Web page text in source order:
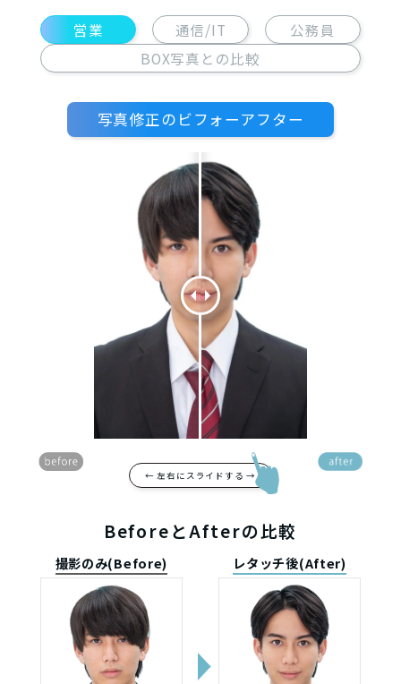
営業 通信/IT
公務員
BOX写真との比較
写真修正のビフォーアフター
← 左右にスライドする →
BeforeとAfterの比較
撮影のみ(Before) レタッチ後(After)